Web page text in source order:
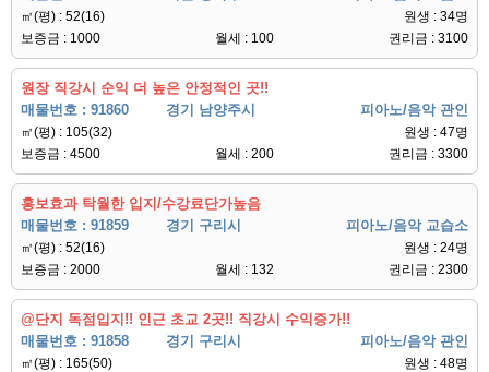
㎡(평) : 52(16)
원생 : 34명
보증금 : 1000
월세 : 100 권리금 : 3100
원장 직강시 순익 더 높은 안정적인 곳!!
매물번호 : 91860
경기 남양주시 피아노/음악 관인
㎡(평) : 105(32)
원생 : 47명
보증금 : 4500
월세 : 200 권리금 : 3300
홍보효과 탁월한 입지/수강료단가높음
매물번호 : 91859
경기 구리시 피아노/음악 교습소
㎡(평) : 52(16)
원생 : 24명
보증금 : 2000
월세 : 132 권리금 : 2300
@단지 독점입지!! 인근 초교 2곳!! 직강시 수익증가!!
매물번호 : 91858
경기 구리시 피아노/음악 관인
㎡(평) : 165(50)
원생 : 48명